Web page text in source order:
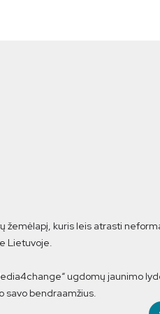
žemėlapį, kuris leis atrasti
Lietuvoje.
ugdomų jaunimo
savo bendraamžius.